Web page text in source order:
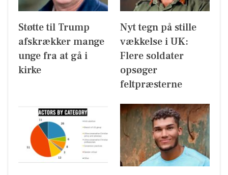
Støtte til Trump
afskrækker mange
unge fra at gå i
kirke
Nyt tegn på stille
vækkelse i UK:
Flere soldater
opsøger
feltpræsterne